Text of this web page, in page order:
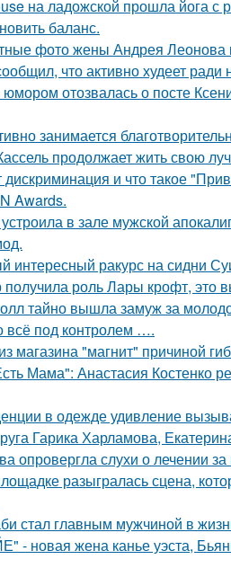
на ладожской прошла йога с
баланс.
фото жены Андрея Леонова
что активно худеет ради
отозвалась о посте
занимается
продолжает жить свою
и что такое
Awards.
в зале мужской
интересный ракурс на сидни
роль Лары крофт, это
тайно вышла замуж за
всё под контролем ….
магазина "магнит" причиной
Мама": Анастасия Костенко
в одежде удивление
Гарика Харламова,
опровергла слухи о лечении за
разыгралась сцена,
стал главным мужчиной в
- новая жена канье уэста,